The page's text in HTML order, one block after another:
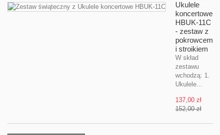
Ukulele
koncertowe
HBUK-11C
- zestaw z
pokrowcem
i stroikiem
W skład
zestawu
wchodzą: 1.
Ukulele...
137,00 zł
152,00 zł